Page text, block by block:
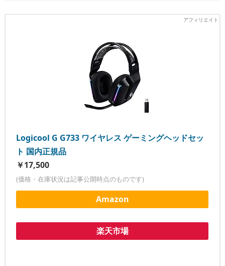
Logicool G G733 ワイヤレス ゲーミングヘッドセッ
ト 国内正規品
￥17,500
(価格・在庫状況は記事公開時点のものです)
Amazon
楽天市場